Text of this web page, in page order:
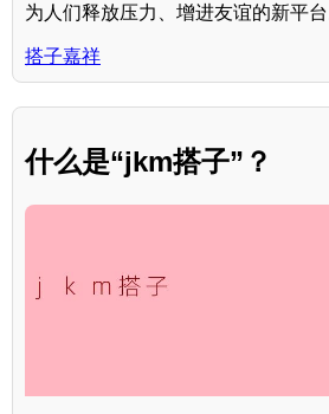
为人们释放压力、增进友谊的新平台
搭子嘉祥
什么是“jkm搭子”？